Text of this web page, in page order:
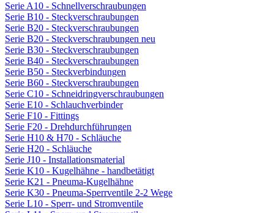
Serie A10 - Schnellverschraubungen
Serie B10 - Steckverschraubungen
Serie B20 - Steckverschraubungen
Serie B20 - Steckverschraubungen neu
Serie B30 - Steckverschraubungen
Serie B40 - Steckverschraubungen
Serie B50 - Steckverbindungen
Serie B60 - Steckverschraubungen
Serie C10 - Schneidringverschraubungen
Serie E10 - Schlauchverbinder
Serie F10 - Fittings
Serie F20 - Drehdurchführungen
Serie H10 & H70 - Schläuche
Serie H20 - Schläuche
Serie J10 - Installationsmaterial
Serie K10 - Kugelhähne - handbetätigt
Serie K21 - Pneuma-Kugelhähne
Serie K30 - Pneuma-Sperrventile 2-2 Wege
Serie L10 - Sperr- und Stromventile